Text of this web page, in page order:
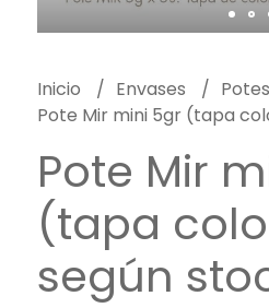
Inicio Envases
Potes
Pote Mir mini 5gr (tapa
Pote Mir
(tapa
según